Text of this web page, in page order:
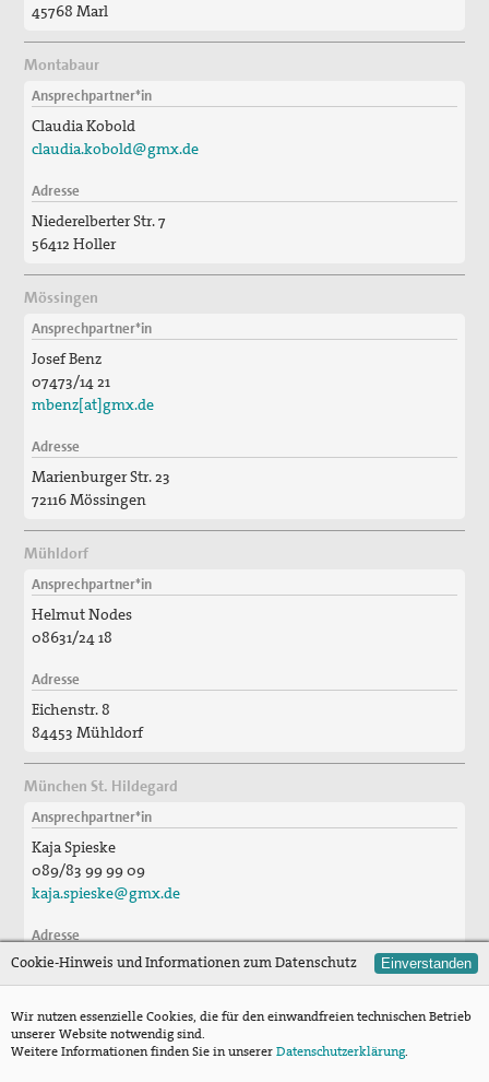
45768 Marl
Montabaur
Ansprechpartner*in
Claudia Kobold
claudia.kobold@gmx.de
Adresse
Niederelberter Str. 7
56412 Holler
Mössingen
Ansprechpartner*in
Josef Benz
07473/14 21
mbenz[at]gmx.de
Adresse
Marienburger Str. 23
72116 Mössingen
Mühldorf
Ansprechpartner*in
Helmut Nodes
08631/24 18
Adresse
Eichenstr. 8
84453 Mühldorf
München St. Hildegard
Ansprechpartner*in
Kaja Spieske
089/83 99 99 09
kaja.spieske@gmx.de
Adresse
Schusterwolfstr. 77
81241 München
München St. Ignatius
Cookie-Hinweis und Informationen zum Datenschutz Einverstanden
Wir nutzen essenzielle Cookies, die für den einwandfreien technischen Betrieb
unserer Website notwendig sind.
Weitere Informationen finden Sie in unsererDatenschutzerklärung.